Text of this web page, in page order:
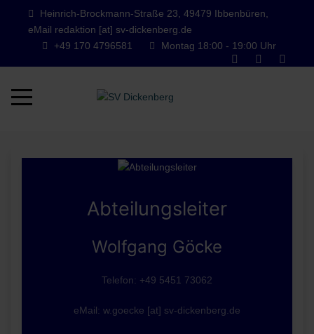
Heinrich-Brockmann-Straße 23, 49479 Ibbenbüren,
eMail redaktion [at] sv-dickenberg.de
+49 170 4796581
Montag 18:00 - 19:00 Uhr
Mobile Menu Toggle
Abteilungsleiter
Wolfgang Göcke
Telefon: +49 5451 73062
eMail: w.goecke [at] sv-dickenberg.de